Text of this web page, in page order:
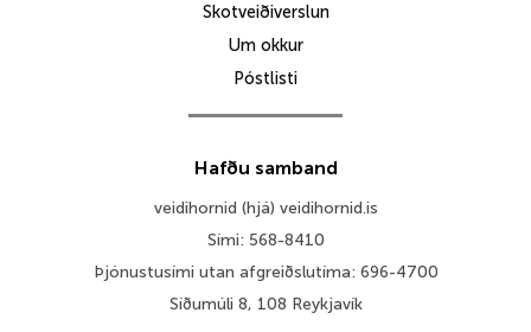
Skotveiðiverslun
Um okkur
Póstlisti
Hafðu samband
veidihornid (hjá) veidihornid.is
Sími: 568-8410
Þjónustusími utan afgreiðslutíma: 696-4700
Síðumúli 8, 108 Reykjavík